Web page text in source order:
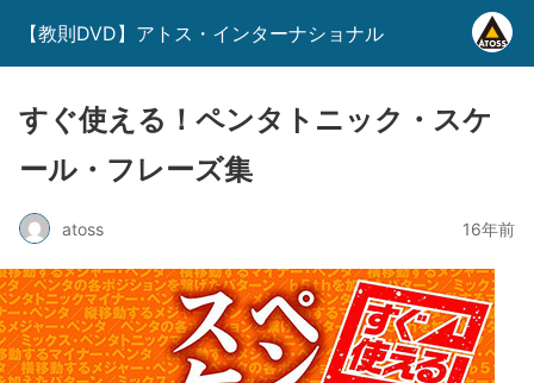
【教則DVD】アトス・インターナショナル
すぐ使える！ペンタトニック・スケ
ール・フレーズ集
atoss 16年前